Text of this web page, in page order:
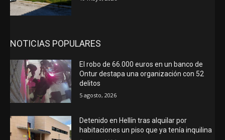
NOTICIAS POPULARES
El robo de 66.000 euros en un banco de
Ontur destapa una organización con 52
delitos
5 agosto, 2026
Detenido en Hellín tras alquilar por
habitaciones un piso que ya tenía inquilina